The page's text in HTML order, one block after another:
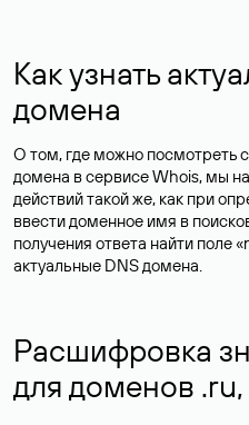
Как узнать
домена
О том, где можно посмотреть
домена в сервисе Whois, мы
действий такой же, как при
ввести доменное имя в
получения ответа найти поле
актуальные DNS домена.
Расшифровка
для доменов